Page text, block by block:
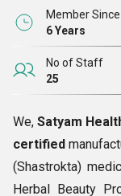
Member Since
6 Years
No of Staff
25
We, Satyam
certified
(Shastrokta)
Herbal Beauty